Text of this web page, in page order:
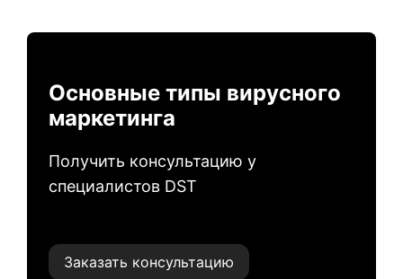
Основные типы вирусного
маркетинга
Получить консультацию у
специалистов DST
Заказать консультацию